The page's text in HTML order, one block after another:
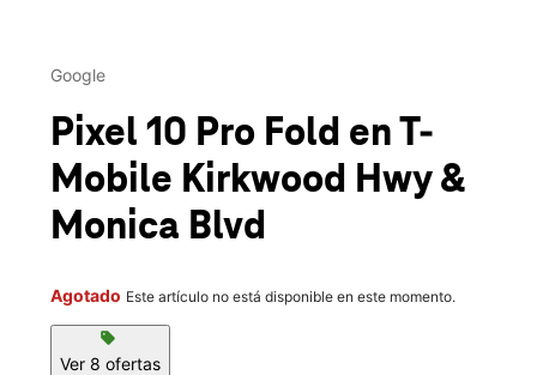
Google
Pixel 10 Pro Fold en T-
Mobile Kirkwood Hwy &
Monica Blvd
Agotado Este artículo no está disponible en este momento.
sell
Ver 8 ofertas